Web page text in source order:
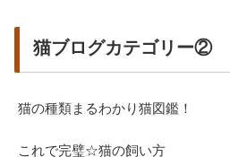
猫ブログカテゴリー②
猫の種類まるわかり猫図鑑！
これで完璧☆猫の飼い方